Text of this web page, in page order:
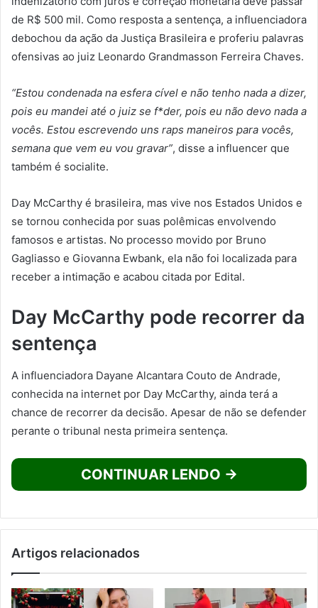
de R$ 500 mil. Como resposta a sentença, a influenciadora
debochou da ação da Justiça Brasileira e proferiu palavras
ofensivas ao juiz Leonardo Grandmasson Ferreira Chaves.
“Estou condenada na esfera cível e não tenho nada a dizer,
pois eu mandei até o juiz se f*der, pois eu não devo nada a
vocês. Estou escrevendo uns raps maneiros para vocês,
semana que vem eu vou gravar”, disse a influencer que
também é socialite.
Day McCarthy é brasileira, mas vive nos Estados Unidos e
se tornou conhecida por suas polêmicas envolvendo
famosos e artistas. No processo movido por Bruno
Gagliasso e Giovanna Ewbank, ela não foi localizada para
receber a intimação e acabou citada por Edital.
Day McCarthy pode recorrer da
sentença
A influenciadora Dayane Alcantara Couto de Andrade,
conhecida na internet por Day McCarthy, ainda terá a
chance de recorrer da decisão. Apesar de não se defender
perante o tribunal nesta primeira sentença.
CONTINUAR LENDO →
Artigos relacionados